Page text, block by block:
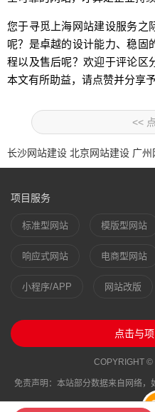
您于寻觅上海网站建设服务之
呢？是卓越的设计能力、稳固
程以及售后呢？欢迎于评论区
本文有所助益，请点赞并分享
<<
长沙网站建设 北京网站建设 广州
项目服务
标准型网站 模版型网站
响应式网站 电商型网站
小程序/APP 网站改版
点击与
COPYRIGHT ©
免责声明：本站部分数据来自网络，